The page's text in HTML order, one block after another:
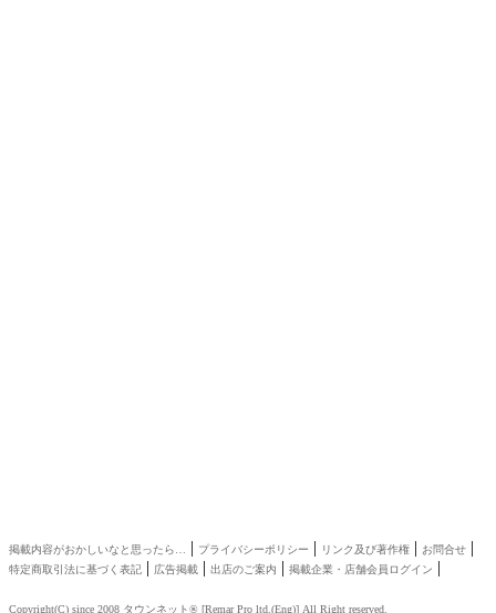
掲載内容がおかしいなと思ったら… | プライバシーポリシー | リンク及び著作権 | お問合せ |
特定商取引法に基づく表記 | 広告掲載 | 出店のご案内 | 掲載企業・店舗会員ログイン |
Copyright(C) since 2008 タウンネット® [Remar Pro ltd. (Eng)] All Right reserved.